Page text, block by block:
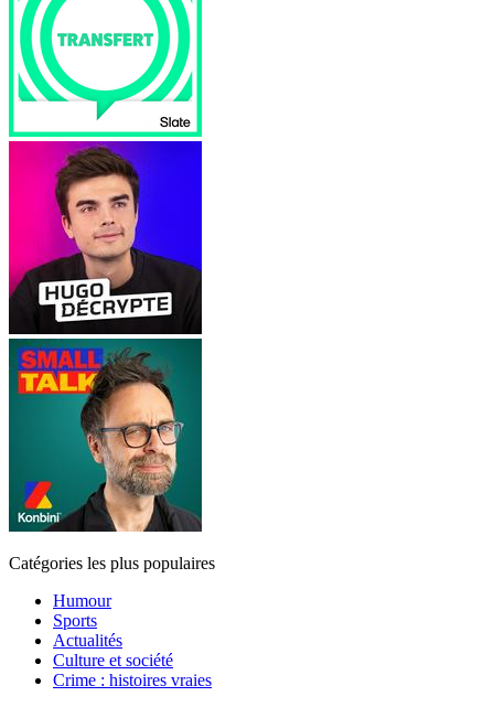
Catégories les plus populaires
Humour
Sports
Actualités
Culture et société
Crime : histoires vraies